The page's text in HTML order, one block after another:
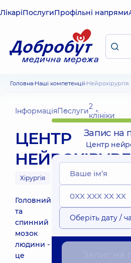
ЛікаріПослугиПрофільні напрями
Головна Наші компетенції Нейрохірургія
ІнформаціяПослуги2
клініки
ЦЕНТР
Хірургія
Головний
та
спинний
мозок
людини -
це
Запис на
Центр
Оберіть дату /